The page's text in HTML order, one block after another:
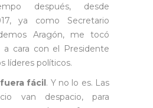
después, desde
ya como Secretario
Aragón, me tocó
a cara con el Presidente
líderes políticos.
fácil. Y no lo es. Las
van despacio, para